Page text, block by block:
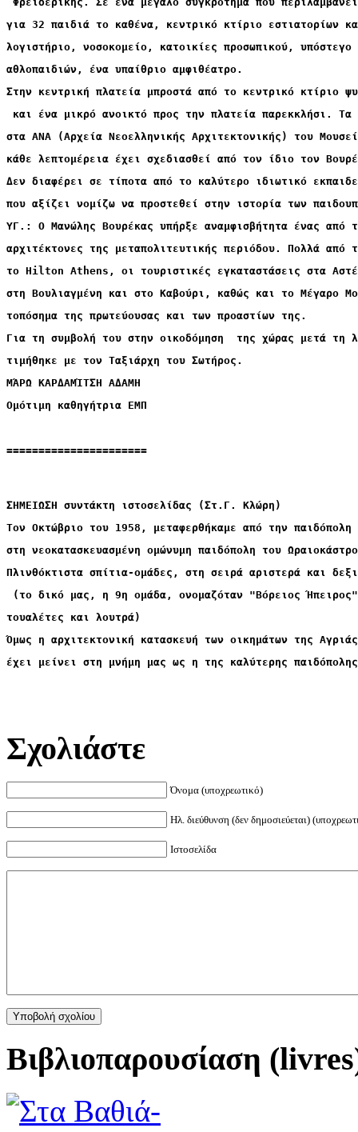
για 32 παιδιά το καθένα, κεντρικό κτίριο εστιατορίων
λογιστήριο, νοσοκομείο, κατοικίες προσωπικού,
αθλοπαιδιών, ένα υπαίθριο αμφιθέατρο.
Στην κεντρική πλατεία μπροστά από το κεντρικό κτίριο
και ένα μικρό ανοικτό προς την πλατεία παρεκκλήσι.
στα ΑΝΑ (Αρχεία Νεοελληνικής Αρχιτεκτονικής) του
κάθε λεπτομέρεια έχει σχεδιασθεί από τον ίδιο τον
Δεν διαφέρει σε τίποτα από το καλύτερο ιδιωτικό
που αξίζει νομίζω να προστεθεί στην ιστορία των
ΥΓ.: Ο Μανώλης Βουρέκας υπήρξε αναμφισβήτητα ένας από
αρχιτέκτονες της μεταπολιτευτικής περιόδου. Πολλά
το Hilton Athens, οι τουριστικές εγκαταστάσεις στα
στη Βουλιαγμένη και στο Καβούρι, καθώς και το Μέγαρο
τοπόσημα της πρωτεύουσας και των προαστίων της.
Για τη συμβολή του στην οικοδόμηση
της χώρας μετά τη
τιμήθηκε με τον Ταξιάρχη του Σωτήρος.
ΜΆΡΩ ΚΑΡΔΑΜΊΤΣΗ ΑΔΑΜΗ
Ομότιμη καθηγήτρια ΕΜΠ
======================
ΣΗΜΕΙΩΣΗ συντάκτη ιστοσελίδας (Στ.Γ. Κλώρη)
Τον Οκτώβριο του 1958, μεταφερθήκαμε από την
στη νεοκατασκευασμένη ομώνυμη παιδόπολη του
Πλινθόκτιστα σπίτια-ομάδες, στη σειρά αριστερά και
(το δικό μας, η 9η ομάδα, ονομαζόταν "Βόρειος
τουαλέτες και λουτρά)
Όμως η αρχιτεκτονική κατασκευή των οικημάτων της
έχει μείνει στη μνήμη μας ως η της καλύτερης
Σχολιάστε
Όνομα (υποχρεωτικό)
Ηλ. διεύθυνση (δεν δημοσιεύεται)
Ιστοσελίδα
Βιβλιοπαρουσίαση